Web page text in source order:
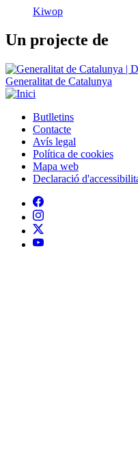
Generalitat de Catalunya
Peu
Butlletins
Contacte
Avís legal
Política de cookies
Mapa web
Declaració d'accessibilitat